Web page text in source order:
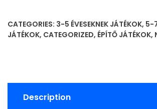
CATEGORIES: 3-5 ÉVESEKNEK JÁTÉKOK, 5-
JÁTÉKOK, CATEGORIZED, ÉPÍTŐ JÁTÉKOK,
Description